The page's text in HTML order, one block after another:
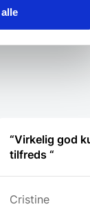
“Virkelig god
tilfreds “
Cristine